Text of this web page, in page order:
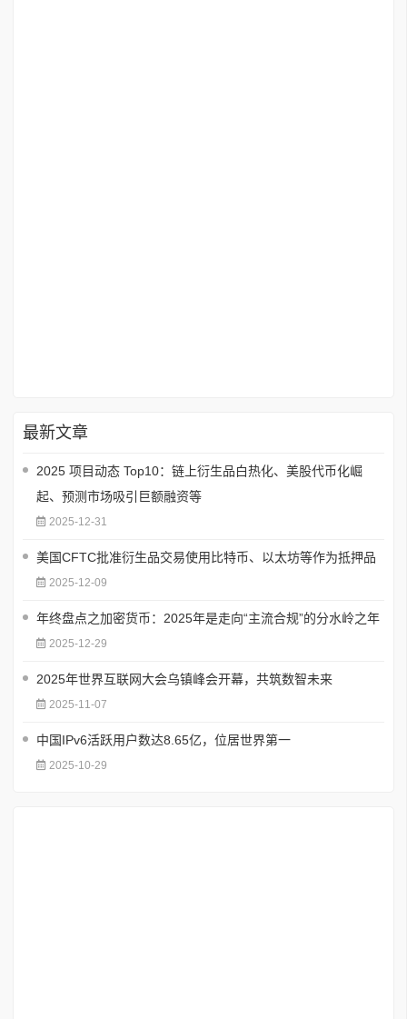
最新文章
2025 项目动态 Top10：链上衍生品白热化、美股代币化崛
起、预测市场吸引巨额融资等
2025-12-31
美国CFTC批准衍生品交易使用比特币、以太坊等作为抵押品
2025-12-09
年终盘点之加密货币：2025年是走向“主流合规”的分水岭之年
2025-12-29
2025年世界互联网大会乌镇峰会开幕，共筑数智未来
2025-11-07
中国IPv6活跃用户数达8.65亿，位居世界第一
2025-10-29